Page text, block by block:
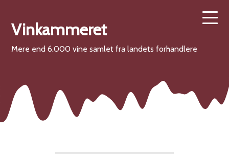
Vinkammeret
Mere end 6.000 vine samlet fra landets forhandlere